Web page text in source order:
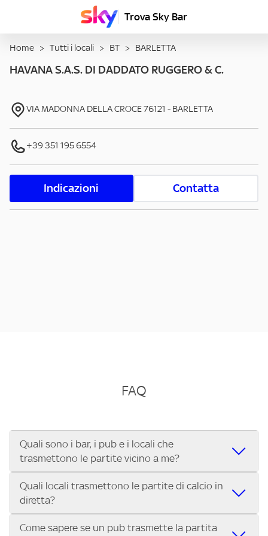
Trova Sky Bar
Home > Tutti i locali > BT > BARLETTA
HAVANA S.A.S. DI DADDATO RUGGERO & C.
VIA MADONNA DELLA CROCE76121 - BARLETTA
+39 351 195 6554
Indicazioni Contatta
FAQ
Quali sono i bar, i pub e i locali che
trasmettono le partite vicino a me?
Se cerchi un bar, pub, ristorante o locale vicino a te per
vedere le partite di Serie A ENILIVE, la Serie C Sky Wifi, la
UEFA Champions League, la UEFA Europa League, la UEFA
Conference League, il Tennis, la Formula 1®, la MotoGP™ e
Quali locali trasmettono le partite di calcio in
diretta?
Vuoi sapere quali bar, pub o ristoranti mostrano le partite
Come sapere se un pub trasmette la partita